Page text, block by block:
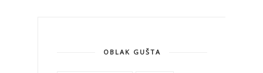
OBLAK GUŠTA